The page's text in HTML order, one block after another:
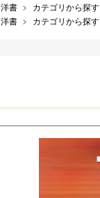
洋書 カテゴリから探す
洋書 カテゴリから探す